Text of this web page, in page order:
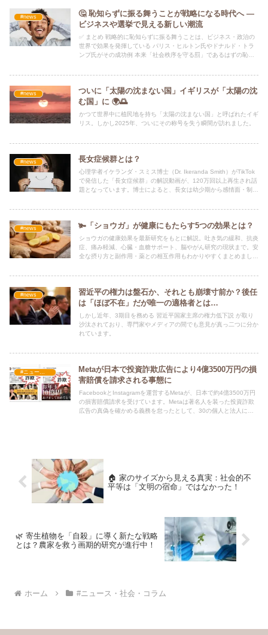
#news
🤔 恥知らずに振る舞うことが戦略になる時代へ ―
ビジネスや選挙で見える新しい潮流
✅ まとめ 戦略的に恥知らずに振る舞うことは、ビジネス・政治の
世界で効果を発揮している パリス・ヒルトン氏やドナルド・トラ
ンプ氏がその成功例 本来「社会秩序を守る罰」であるはずの恥
の行動の背景をよく分析すべき」と呼びかけています。
#news
ついに「太陽の沈まない国」イギリスが「太陽の沈
む国」に 🌍🌅
かつて世界中に植民地を持ち「太陽の沈まない国」と呼ばれたイギ
リス。しかし2025年、ついにその称号を失う瞬間が訪れました。
#news 長女症候群とは？
心理学者イケランダ・スミス博士（Dr. Ikeranda Smith）がTikTok
で発信した「長女症候群」の解説動画が、120万回以上再生され話
題となっています。博士によると、長女は幼少期から感情面・制度
#news 🫚「ショウガ」が健康にもたらす5つの効果とは？
ショウガの健康効果を最新研究をもとに解説。吐き気の緩和、抗炎
症、痛み軽減、心臓・血糖サポート、脳やがん研究の現状まで。安
全な摂り方と副作用・薬との相互作用もわかりやすくまとめまし
#news
習近平の権力は盤石か、それとも崩壊寸前か？後任
は「ほぼ不在」だが唯一の適格者とは…
しかし近年、3期目を務める 習近平国家主席の権力低下説 が取り
沙汰されており、専門家やメディアの間でも意見が真っ二つに分か
れています。
Metaが日本で投資詐欺広告により4億3500万円の損
害賠償を請求される事態に
FacebookとInstagramを運営するMetaが、日本で約4億3500万円
の損害賠償請求を受けています。Metaは著名人を装った投資詐欺
広告の真偽を確かめる義務を怠ったとして、30の個人と法人によ
🏠 家のサイズから見える真実：社会的不
平等は「文明の宿命」ではなかった！
🌿 寄生植物を「自殺」に導く新たな戦略
とは？農家を救う画期的研究が進行中！
ホーム #ニュース・社会・コラム